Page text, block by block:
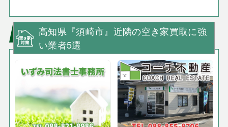
高知県『須崎市』近隣の空き家買取に強
い業者5選